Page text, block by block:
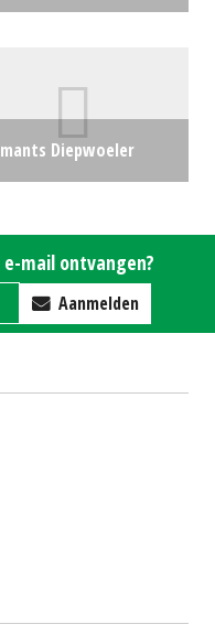
Diepwoeler
mail ontvangen?
Aanmelden